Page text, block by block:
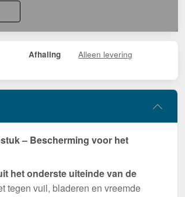
Afhaling Alleen levering
– Bescherming voor het
het onderste uiteinde van de
tegen vuil, bladeren en vreemde